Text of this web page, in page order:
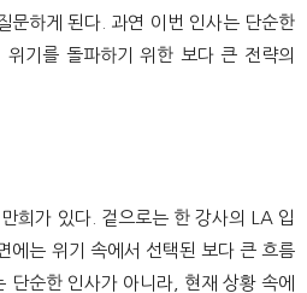
문하게 된다. 과연 이번 인사는 단순한
기를 돌파하기 위한 보다 큰 전략의
희가 있다. 겉으로는 한 강사의 LA 입
에는 위기 속에서 선택된 보다 큰 흐름
단순한 인사가 아니라, 현재 상황 속에